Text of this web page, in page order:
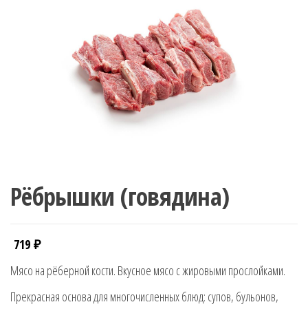
Рёбрышки (говядина)
719 ₽
Мясо на рёберной кости. Вкусное мясо с жировыми прослойками.
Прекрасная основа для многочисленных блюд: супов, бульонов,